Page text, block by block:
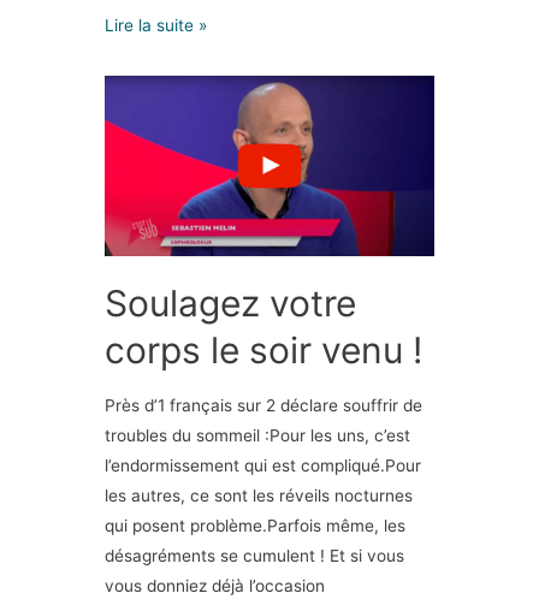
Lire la suite »
Soulagez votre
corps le soir venu !
Près d’1 français sur 2 déclare souffrir de
troubles du sommeil :Pour les uns, c’est
l’endormissement qui est compliqué.Pour
les autres, ce sont les réveils nocturnes
qui posent problème.Parfois même, les
désagréments se cumulent ! Et si vous
vous donniez déjà l’occasion